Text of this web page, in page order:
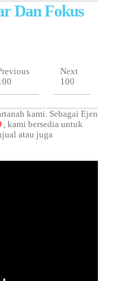
Dan Fokus
Next
100
kami. Sebagai Ejen
, kami bersedia untuk
atau juga